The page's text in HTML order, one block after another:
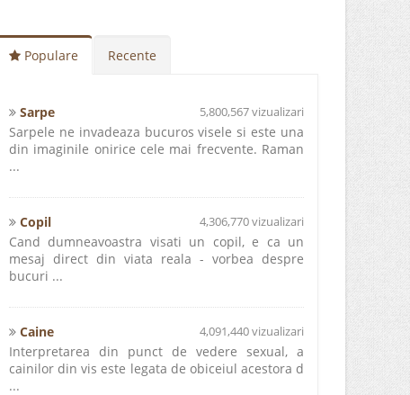
Populare Recente
Sarpe 5,800,567 vizualizari
Sarpele ne invadeaza bucuros visele si este una
din imaginile onirice cele mai frecvente. Raman
...
Copil 4,306,770 vizualizari
Cand dumneavoastra visati un copil, e ca un
mesaj direct din viata reala - vorbea despre
bucuri ...
Caine 4,091,440 vizualizari
Interpretarea din punct de vedere sexual, a
cainilor din vis este legata de obiceiul acestora d
...